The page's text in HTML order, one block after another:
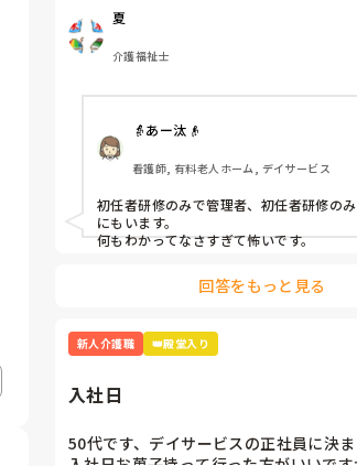
読んでくれてありがとうございます😭
夏
介護福祉士
👵あー汰👴
看護師, 有料老人ホーム, デイサービス
初任者研修のみで管理者、初任者研修の
にもいます。
何もわかってなさすぎて怖いです。
回答をもっと見る
新人介護職 👑殿堂入り
入社日
50代です、デイサービスの正社員に決ま